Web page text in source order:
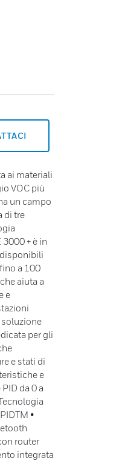
ai materiali
VOC più
un campo
di tre
+ è in
a 100
aiuta a
e
per gli
e stati di
e
da 0 a
•
router
integrata